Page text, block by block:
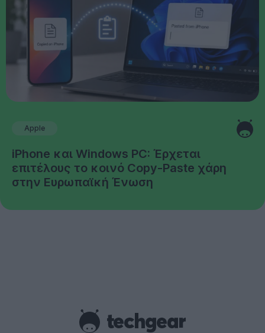
Apple
iPhone και Windows PC: Έρχεται
επιτέλους το κοινό Copy-Paste χάρη
στην Ευρωπαϊκή Ένωση